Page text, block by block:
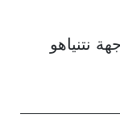
نتنياهو